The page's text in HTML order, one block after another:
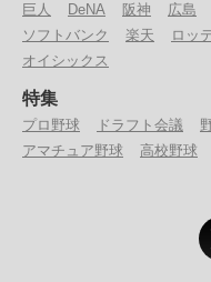
巨人 DeNA 阪神 広島
ソフトバンク
楽天 ロッ
オイシックス
特集
プロ野球 ドラフト会議
アマチュア野球
高校野球